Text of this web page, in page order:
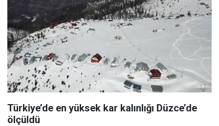
Türkiye’de en yüksek kar kalınlığı Düzce’de
ölçüldü